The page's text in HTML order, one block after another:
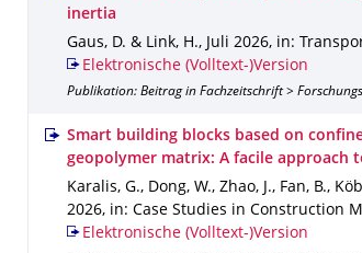
inertia
Gaus, D. & Link, H., Juli 2026, in:
Elektronische (Volltext-)Version
Publikation: Beitrag in Fachzeitschrift >
Smart building blocks based on
geopolymer matrix: A facile approach
Karalis, G., Dong, W., Zhao, J., Fan, B.,
2026, in: Case Studies in Construction
Elektronische (Volltext-)Version